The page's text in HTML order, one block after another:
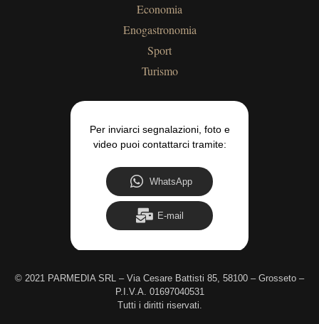
Economia
Enogastronomia
Sport
Turismo
Per inviarci segnalazioni, foto e
video puoi contattarci tramite:
WhatsApp
E-mail
© 2021 PARMEDIA SRL – Via Cesare Battisti 85, 58100 – Grosseto –
P.I.V.A. 01697040531
Tutti i diritti riservati.